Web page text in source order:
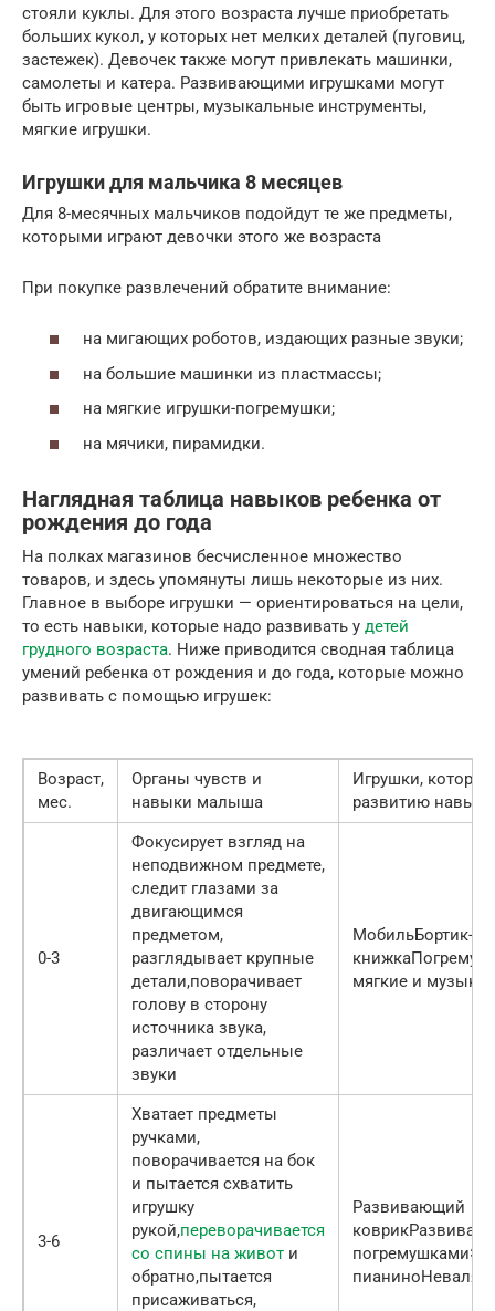
стояли куклы. Для этого возраста лучше приобретать
больших кукол, у которых нет мелких деталей (пуговиц,
застежек). Девочек также могут привлекать машинки,
самолеты и катера. Развивающими игрушками могут
быть игровые центры, музыкальные инструменты,
мягкие игрушки.
Игрушки для мальчика 8 месяцев
Для 8-месячных мальчиков подойдут те же предметы,
которыми играют девочки этого же возраста
При покупке развлечений обратите внимание:
на мигающих роботов, издающих разные звуки;
на большие машинки из пластмассы;
на мягкие игрушки-погремушки;
на мячики, пирамидки.
Наглядная таблица навыков ребенка от
рождения до года
На полках магазинов бесчисленное множество
товаров, и здесь упомянуты лишь некоторые из них.
Главное в выборе игрушки — ориентироваться на цели,
то есть навыки, которые надо развивать у детей
грудного возраста. Ниже приводится сводная таблица
умений ребенка от рождения и до года, которые можно
развивать с помощью игрушек:
Возраст,
мес.
Органы чувств и
навыки малыша
Игрушки,
развитию навыка
0-3
Фокусирует взгляд на
неподвижном предмете,
следит глазами за
двигающимся
предметом,
разглядывает крупные
детали,поворачивает
голову в сторону
источника звука,
различает отдельные
звуки
МобильБортик-
мягкие и
3-6
Хватает предметы
ручками,
поворачивается на бок
и пытается схватить
игрушку
рукой,переворачивается
со спины на живот и
обратно,пытается
присаживаться,
Развивающий